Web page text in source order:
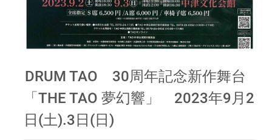
DRUM TAO 30周年記念新作舞台
「THE TAO 夢幻響」 2023年9月2
日(土).3日(日)